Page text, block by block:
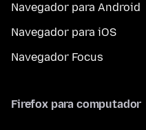
Navegador para Android
Navegador para iOS
Navegador Focus
Firefox para computador